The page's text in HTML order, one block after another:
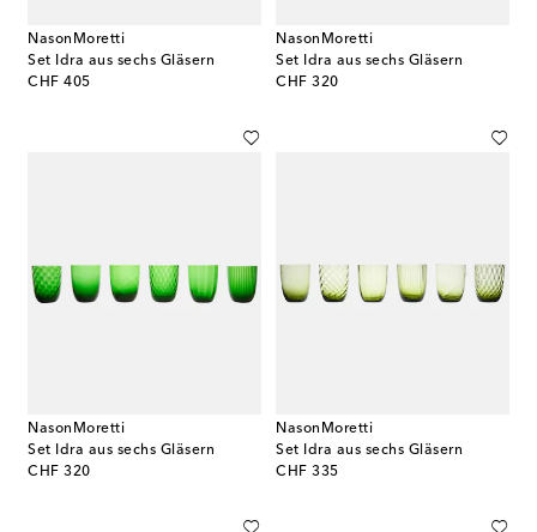
NasonMoretti
Set Idra aus sechs Gläsern
CHF 405
original price
NasonMoretti
Set Idra aus sechs Gläsern
CHF 320
original price
NasonMoretti
Set Idra aus sechs Gläsern
CHF 320
original price
NasonMoretti
Set Idra aus sechs Gläsern
CHF 335
original price